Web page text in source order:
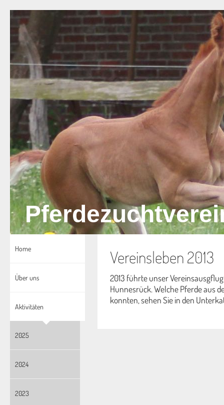
Home
Über uns
Aktivitäten
2025
2024
2023
Vereinsleben 2013
2013 führte unser
Hunnesrück. Welche Pferde aus
konnten, sehen Sie in den